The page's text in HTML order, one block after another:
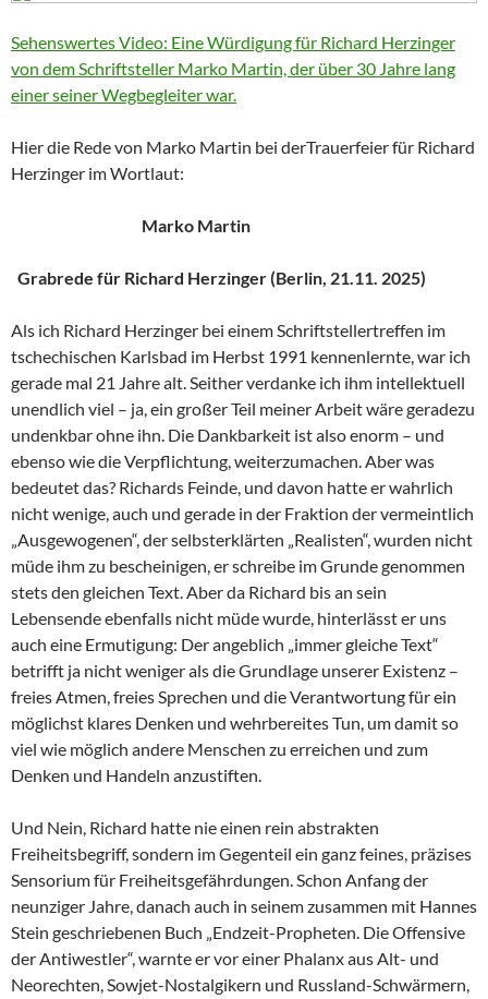
Sehenswertes Video: Eine Würdigung für Richard Herzinger
von dem Schriftsteller Marko Martin, der über 30 Jahre lang
einer seiner Wegbegleiter war.
Hier die Rede von Marko Martin bei derTrauerfeier für Richard
Herzinger im Wortlaut:
Marko Martin
Grabrede für Richard Herzinger (Berlin, 21.11. 2025)
Als ich Richard Herzinger bei einem Schriftstellertreffen im
tschechischen Karlsbad im Herbst 1991 kennenlernte, war ich
gerade mal 21 Jahre alt. Seither verdanke ich ihm intellektuell
unendlich viel – ja, ein großer Teil meiner Arbeit wäre geradezu
undenkbar ohne ihn. Die Dankbarkeit ist also enorm – und
ebenso wie die Verpflichtung, weiterzumachen. Aber was
bedeutet das? Richards Feinde, und davon hatte er wahrlich
nicht wenige, auch und gerade in der Fraktion der vermeintlich
„Ausgewogenen“, der selbsterklärten „Realisten“, wurden nicht
müde ihm zu bescheinigen, er schreibe im Grunde genommen
stets den gleichen Text. Aber da Richard bis an sein
Lebensende ebenfalls nicht müde wurde, hinterlässt er uns
auch eine Ermutigung: Der angeblich „immer gleiche Text“
betrifft ja nicht weniger als die Grundlage unserer Existenz –
freies Atmen, freies Sprechen und die Verantwortung für ein
möglichst klares Denken und wehrbereites Tun, um damit so
viel wie möglich andere Menschen zu erreichen und zum
Denken und Handeln anzustiften.
Und Nein, Richard hatte nie einen rein abstrakten
Freiheitsbegriff, sondern im Gegenteil ein ganz feines, präzises
Sensorium für Freiheitsgefährdungen. Schon Anfang der
neunziger Jahre, danach auch in seinem zusammen mit Hannes
Stein geschriebenen Buch „Endzeit-Propheten. Die Offensive
der Antiwestler“, warnte er vor einer Phalanx aus Alt- und
Neorechten, Sowjet-Nostalgikern und Russland-Schwärmern,